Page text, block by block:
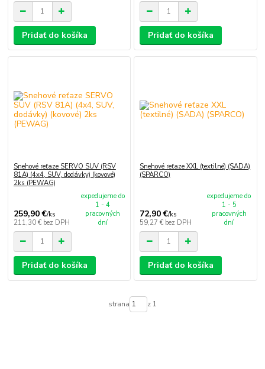
Pridať do košíka Pridať do košíka
Snehové reťaze SERVO SUV (RSV
81A) (4x4, SUV, dodávky) (kovové)
2ks (PEWAG)
259,90 €/ks
211,30 € bez DPH
expedujeme do
1 - 4
pracovných
dní
Pridať do košíka
Snehové reťaze XXL (textilné) (SADA)
(SPARCO)
72,90 €/ks
59,27 € bez DPH
expedujeme do
1 - 5
pracovných
dní
Pridať do košíka
strana z 1